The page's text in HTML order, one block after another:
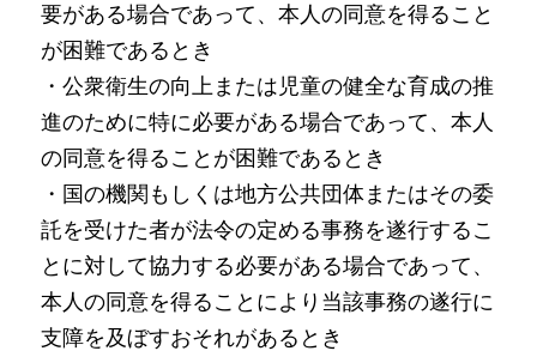
要がある場合であって、本人の同意を得ること
が困難であるとき
・公衆衛生の向上または児童の健全な育成の推
進のために特に必要がある場合であって、本人
の同意を得ることが困難であるとき
・国の機関もしくは地方公共団体またはその委
託を受けた者が法令の定める事務を遂行するこ
とに対して協力する必要がある場合であって、
本人の同意を得ることにより当該事務の遂行に
支障を及ぼすおそれがあるとき